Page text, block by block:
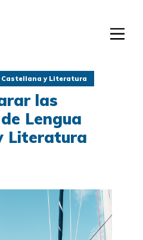
Castellana y Literatura
las
Lengua
Literatura